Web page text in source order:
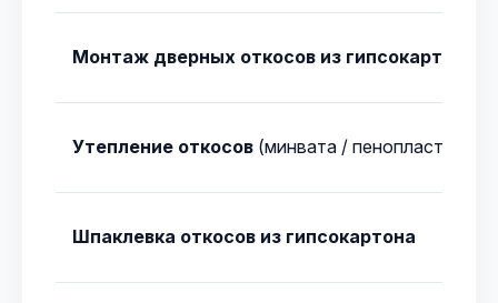
Монтаж дверных откосов из гипсокартона
Утепление откосов (минвата / пенопласт)
Шпаклевка откосов из гипсокартона